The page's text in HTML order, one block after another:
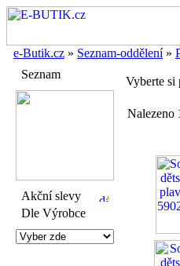
e-Butik.cz » Seznam-oddělení»
Seznam
Akční slevy
Dle Výrobce
Vyberte si
Nalezeno